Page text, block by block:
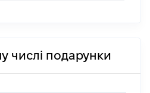
числі подарунки